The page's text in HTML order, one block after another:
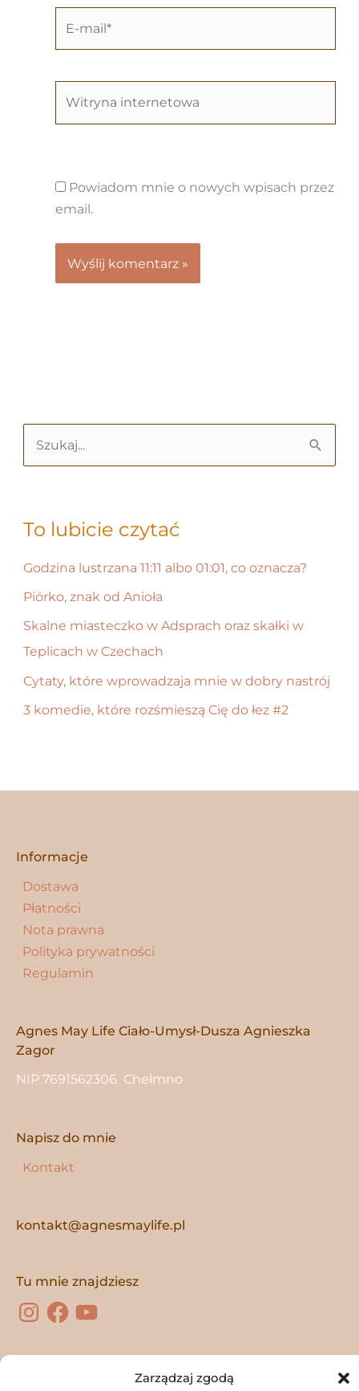
Zarządzaj zgodą
mail*
internetowa
Powiadom mnie o nowych wpisach przez
email.
k
j
d
l
a
:
To lubicie czytać
Godzina lustrzana 11:11 albo 01:01, co oznacza?
Piórko, znak od Anioła
Skalne miasteczko w Adsprach oraz skałki w
Teplicach w Czechach
Cytaty, które wprowadzaja mnie w dobry nastrój
3 komedie, które rozśmieszą Cię do łez #2
Informacje
Dostawa
Płatności
Nota prawna
Polityka prywatności
Regulamin
Agnes May Life Ciało-Umysł-Dusza Agnieszka
Zagor
NIP 7691562306 Chełmno
Napisz do mnie
Kontakt
kontakt@agnesmaylife.pl
Tu mnie znajdziesz
Instagram
Facebook
YouTube